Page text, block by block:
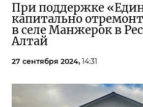
При поддержке
капитально
в селе Манжерок в
Алтай
27 сентября 2024, 14:31